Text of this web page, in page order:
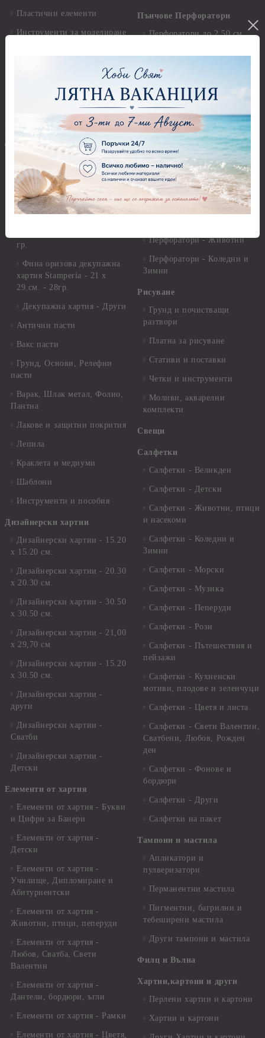
Пластични елементи
Инструменти за моделиране
Самосъхнеща глина
Полимерна Глина
Приложни техники и
Декупаж
Декупажна хартия
Оризова декупажна
хартия А4 - Alchemy of Art -
25-30 гр.
гр.
Фина оризова декупажна
хартия Stamperia - 21 х
29.см. - 28гр.
Декупажна хартия - Други
Антични пасти
Вакс пасти
Грунд, Основи, Релефни
пасти
Варак, Шлак метал, Фолио,
Пантна
Лакове и защитни покрития
Лепила
Краклета и медиуми
Шаблони
Инструменти и пособия
Дизайнерски хартии
Дизайнерски хартии - 15.20
х 15.20 см.
Дизайнерски хартии - 20.30
х 20.30 см.
Дизайнерски хартии - 30.50
х 30.50 см.
Дизайнерски хартии - 21,00
х 29,70 см
Дизайнерски хартии - 15.20
x 30.50 см.
Дизайнерски хартии -
други
Дизайнерски хартии -
Сватби
Дизайнерски хартии -
Детски
Елементи от хартия
Елементи от хартия - Букви
и Цифри за Банери
Елементи от хартия -
Детски
Елементи от хартия -
Училище, Дипломиране и
Абитуриентски
Елементи от хартия -
Животни, птици, пеперуди
Елементи от хартия -
Любов, Сватба, Свети
Валентин
Елементи от хартия -
Дантели, бордюри, ъгли
Елементи от хартия - Рамки
Елементи от хартия - Цветя,
Пънчове Перфоратори
Перфоратори до 2,50 см
Перфоратори над 2,50 см
Бордюрни пънчове
Ъглови перфоратори
Перфоратори Основни
Фигури - кръгове, овали
Перфоратори - Сърца и
звезди
Перфоратори - Цветя, листа
и клонки
Перфоратори - Животни
Перфоратори - Коледни и
Зимни
Рисуване
Грунд и почистващи
разтвори
Платна за рисуване
Стативи и поставки
Четки и инструменти
Моливи, акварелни
комплекти
Свещи
Салфетки
Салфетки - Великден
Салфетки - Детски
Салфетки - Животни, птици
и насекоми
Салфетки - Коледни и
Зимни
Салфетки - Морски
Салфетки - Музика
Салфетки - Пеперуди
Салфетки - Рози
Салфетки - Пътешествия и
пейзажи
Салфетки - Кухненски
мотиви, плодове и зеленчуци
Салфетки - Цветя и листа
Салфетки - Свети Валентин,
Сватбени, Любов, Рожден
ден
Салфетки - Фонове и
бордюри
Салфетки - Други
Салфетки на пакет
Тампони и мастила
Апликатори и
пулверизатори
Перманентни мастила
Пигментни, багрилни и
тебеширени мастила
Други тампони и мастила
Филц и Вълна
Хартии,картони и други
Перлени хартии и картони
Хартии и картони